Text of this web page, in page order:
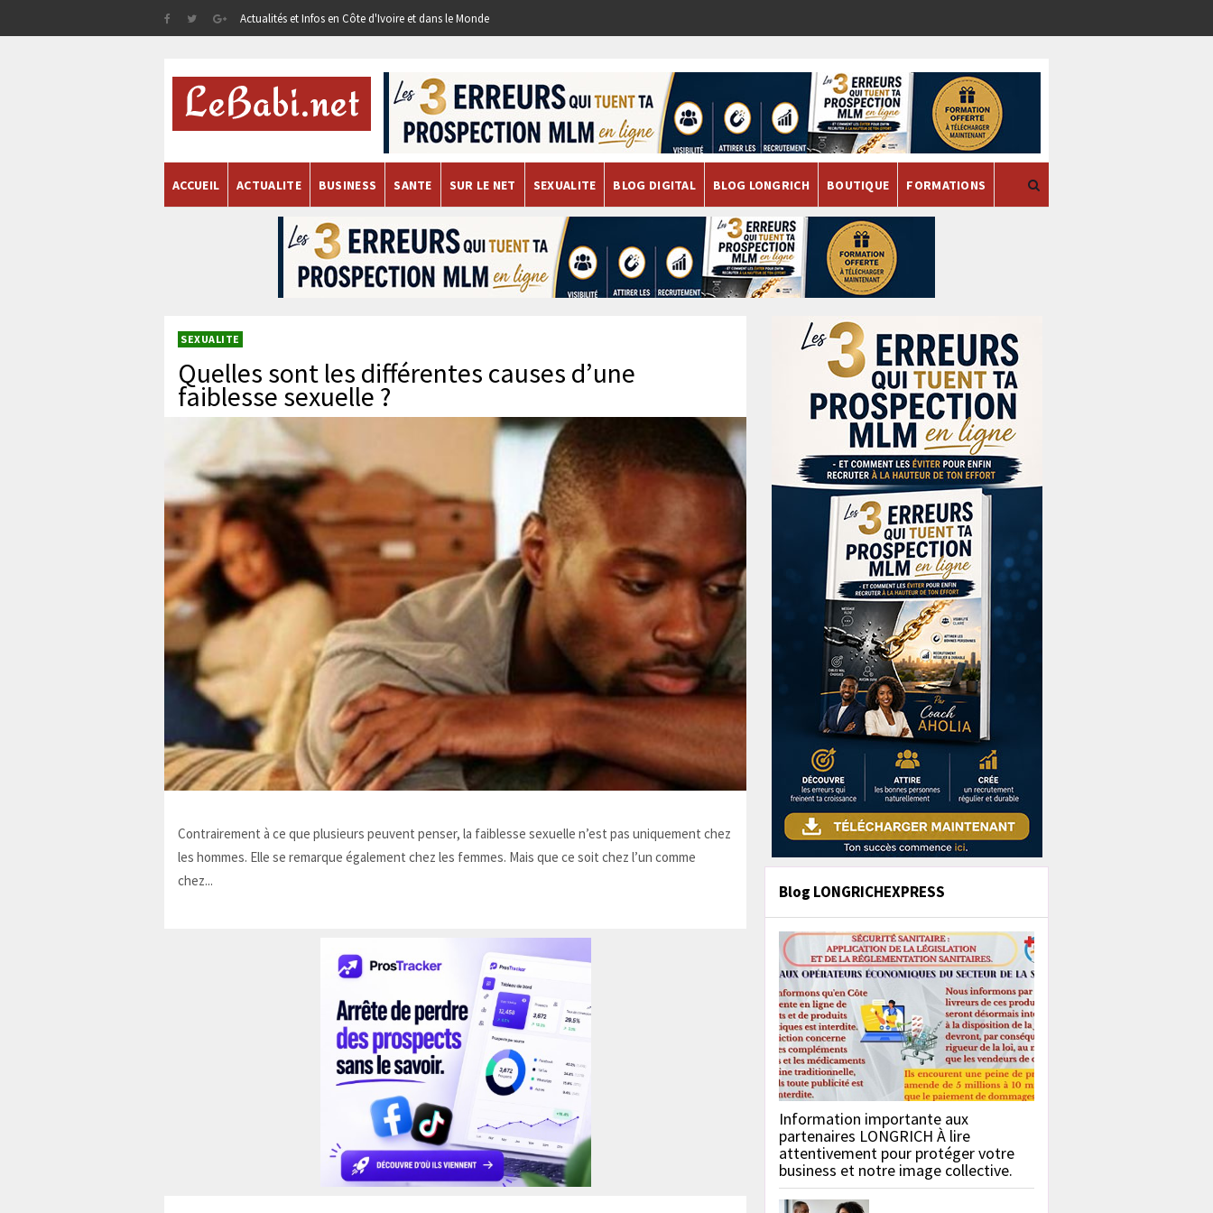
Actualités et Infos en Côte d'Ivoire et dans le Monde
ACCUEIL ACTUALITE BUSINESS SANTE SUR LE NET SEXUALITE BLOG DIGITAL BLOG LONGRICH BOUTIQUE FORMATIONS
SEXUALITE
Quelles sont les différentes causes d’une
faiblesse sexuelle ?
Contrairement à ce que plusieurs peuvent penser, la faiblesse sexuelle n’est pas uniquement chez
les hommes. Elle se remarque également chez les femmes. Mais que ce soit chez l’un comme
chez...
Blog LONGRICHEXPRESS
Information importante aux
partenaires LONGRICH À lire
attentivement pour protéger votre
business et notre image collective.